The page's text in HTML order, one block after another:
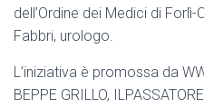
dell’Ordine dei Medici di
Fabbri, urologo.
L’iniziativa è promossa da
BEPPE GRILLO,